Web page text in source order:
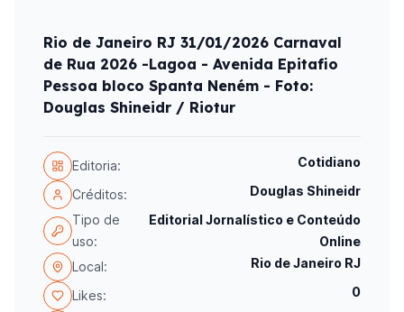
Rio de Janeiro RJ 31/01/2026 Carnaval
de Rua 2026 -Lagoa - Avenida Epitafio
Pessoa bloco Spanta Neném - Foto:
Douglas Shineidr / Riotur
Editoria: Cotidiano
Créditos:
Douglas Shineidr
Tipo de
uso:
Editorial Jornalístico e Conteúdo
Online
Local:
Rio de Janeiro RJ
Likes: 0